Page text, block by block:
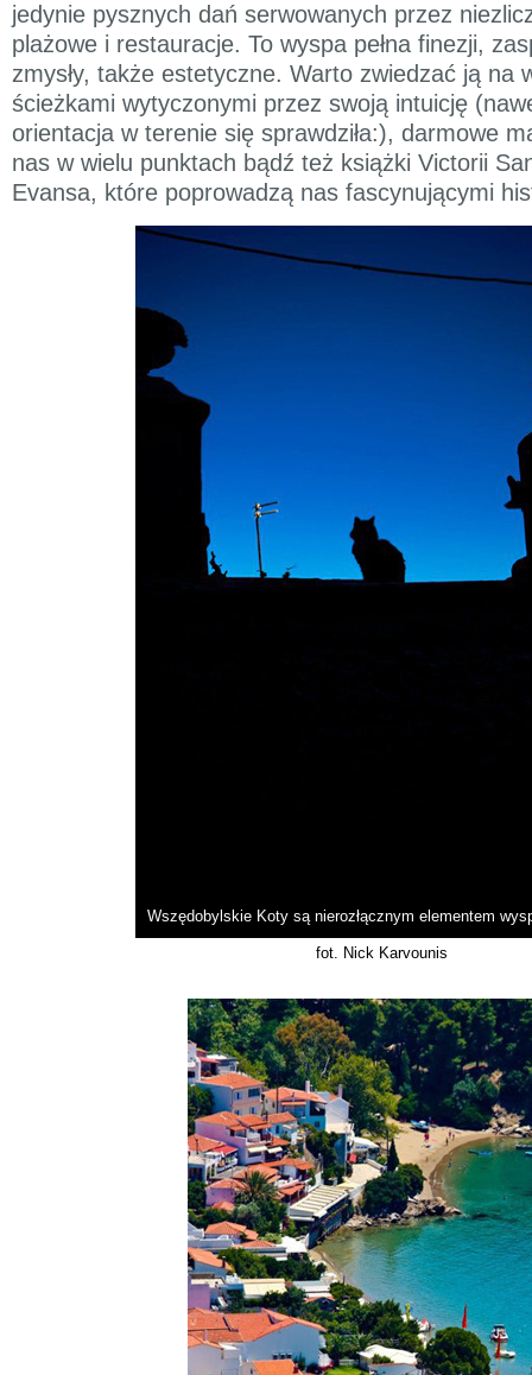
jedynie pysznych dań serwowanych przez
plażowe i restauracje. To wyspa pełna finezji,
zmysły, także estetyczne. Warto zwiedzać ją na
ścieżkami wytyczonymi przez swoją intuicję
orientacja w terenie się sprawdziła:), darmowe
nas w wielu punktach bądź też książki Victorii
Evansa, które poprowadzą nas fascynującymi
Wszędobylskie Koty są nierozłącznym elementem
fot. Nick Karvounis